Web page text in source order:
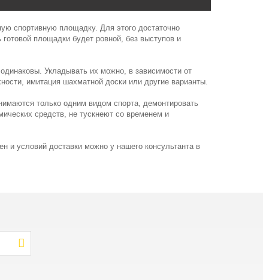
спортивную площадку. Для этого достаточно
площадки будет ровной, без выступов и
Укладывать их можно, в зависимости от
имитация шахматной доски или другие варианты.
только одним видом спорта, демонтировать
средств, не тускнеют со временем и
и условий доставки можно у нашего консультанта в